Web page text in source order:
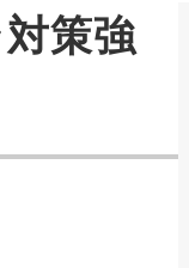
策強